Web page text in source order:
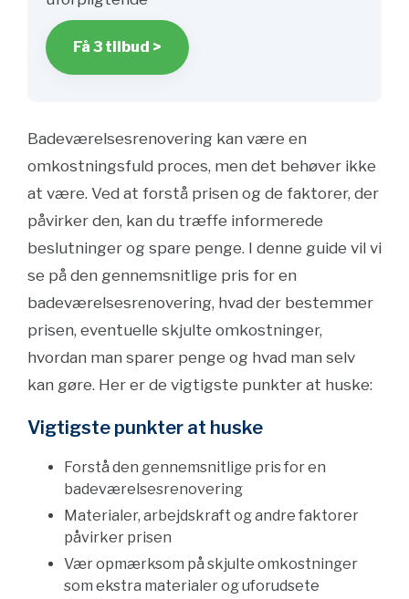
Få 3 tilbud >
Badeværelsesrenovering kan være en
omkostningsfuld proces, men det behøver ikke
at være. Ved at forstå prisen og de faktorer, der
påvirker den, kan du træffe informerede
beslutninger og spare penge. I denne guide vil vi
se på den gennemsnitlige pris for en
badeværelsesrenovering, hvad der bestemmer
prisen, eventuelle skjulte omkostninger,
hvordan man sparer penge og hvad man selv
kan gøre. Her er de vigtigste punkter at huske:
Vigtigste punkter at huske
Forstå den gennemsnitlige pris for en
badeværelsesrenovering
Materialer, arbejdskraft og andre faktorer
påvirker prisen
Vær opmærksom på skjulte omkostninger
som ekstra materialer og uforudsete